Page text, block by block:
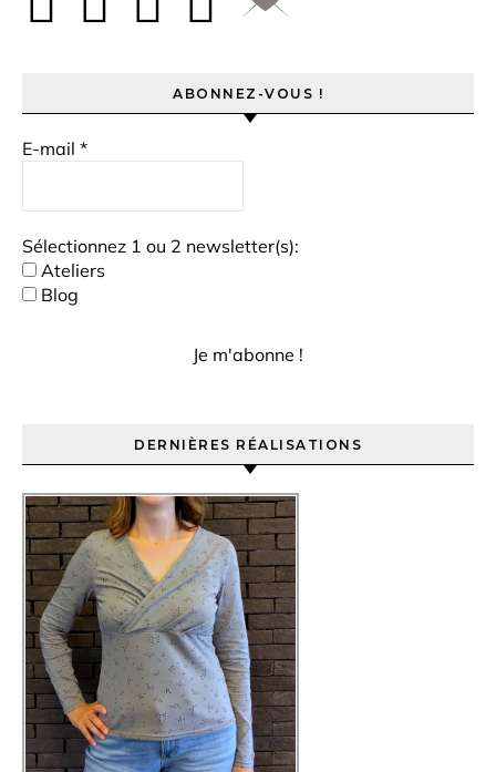
ABONNEZ-VOUS !
E-mail *
Sélectionnez 1 ou 2 newsletter(s):
Ateliers
Blog
DERNIÈRES RÉALISATIONS